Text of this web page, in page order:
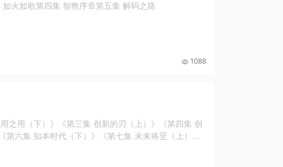
火如歌第四集 智教序章第五集 解码之路
1088
之用（下）》《第三集 创新的刃（上）》《第四集 创
第六集 知本时代（下）》《第七集 未来将至（上）》